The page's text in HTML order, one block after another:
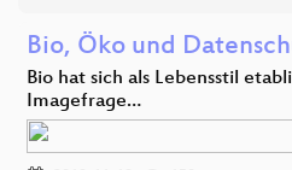
Bio, Öko und
Bio hat sich als Lebensstil
Imagefrage…